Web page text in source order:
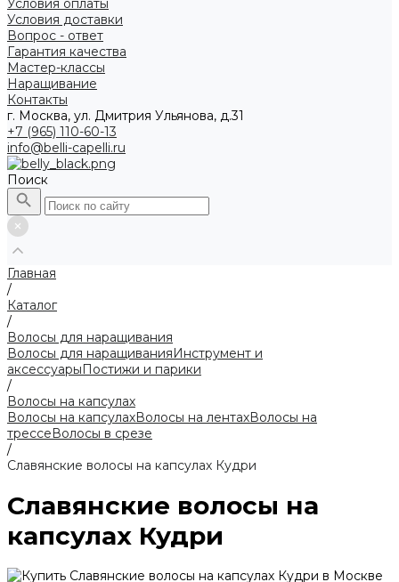
Условия оплаты
Условия доставки
Вопрос - ответ
Гарантия качества
Мастер-классы
Наращивание
Контакты
г. Москва, ул. Дмитрия Ульянова, д.31
+7 (965) 110-60-13
info@belli-capelli.ru
Поиск
Главная
/
Каталог
/
Волосы для наращивания
Волосы для наращиванияИнструмент и
аксессуарыПостижи и парики
/
Волосы на капсулах
Волосы на капсулахВолосы на лентахВолосы на
трессеВолосы в срезе
/
Славянские волосы на капсулах Кудри
Славянские волосы на
капсулах Кудри